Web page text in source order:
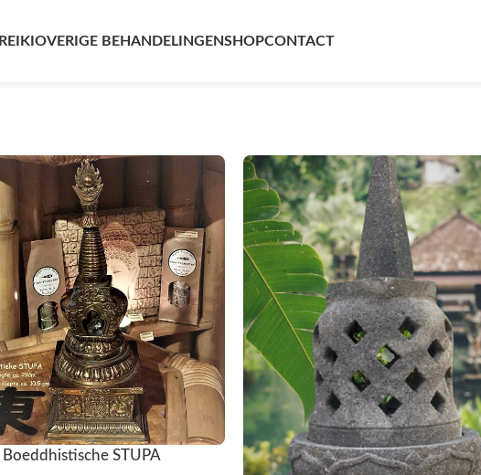
REIKI OVERIGE BEHANDELINGENSHOPCONTACT
Boeddhistische STUPA